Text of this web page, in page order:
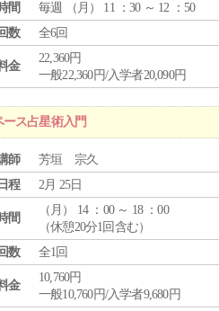
間
毎週 （ 月 ） 11 ：30 ～ 12 ：50
数
全6回
金
22,360円
一般22,360円/入学者20,090円
ス占星術入門
師
芳垣 宗久
日程
2月 25日
間
（ 月 ） 14 ：00 ～ 18 ：00
（休憩20分1回含む）
数
全1回
金
10,760円
一般10,760円/入学者9,680円